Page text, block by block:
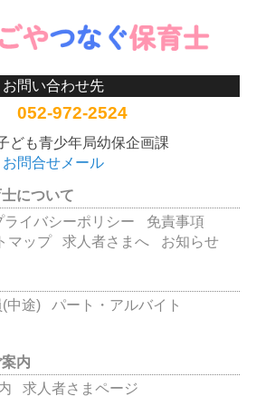
お問い合わせ先
052-972-2524
ども青少年局幼保企画課
お問合せメール
について
ライバシーポリシー
免責事項
マップ 求人者さまへ お知らせ
中途)
パート・アルバイト
内
求人者さまページ